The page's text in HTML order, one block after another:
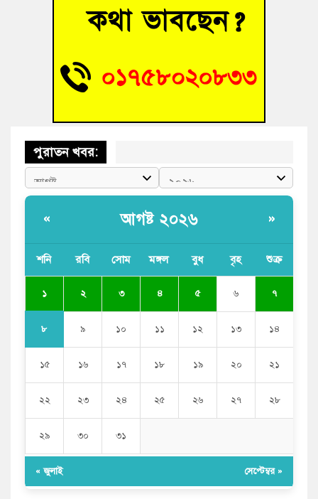
তনু হত্যা মামলায় গ্রেফতার সাবেক সেনা সদস্য হাফিজুর রহমান
হাইকোর্টের জামিনে মুক্ত
আহত শিক্ষার্থীদের দেখতে গিয়ে মেডিকেলের ক্যান্টিনে অবরুদ্ধ জবি
পুরাতন খবর:
« আগষ্ট ২০২৬ »
শনি রবি সোম মঙ্গল বুধ বৃহ শুক্র
১ ২ ৩ ৪ ৫ ৬ ৭
৮ ৯ ১০ ১১ ১২ ১৩ ১৪
১৫ ১৬ ১৭ ১৮ ১৯ ২০ ২১
২২ ২৩ ২৪ ২৫ ২৬ ২৭ ২৮
২৯ ৩০ ৩১
« জুলাই সেপ্টেম্বর »